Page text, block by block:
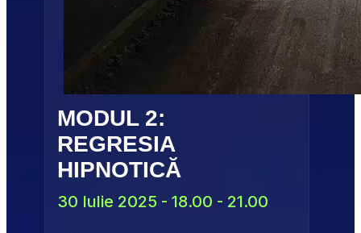
MODUL 2:
REGRESIA
HIPNOTICĂ
30 Iulie 2025 - 18.00 - 21.00